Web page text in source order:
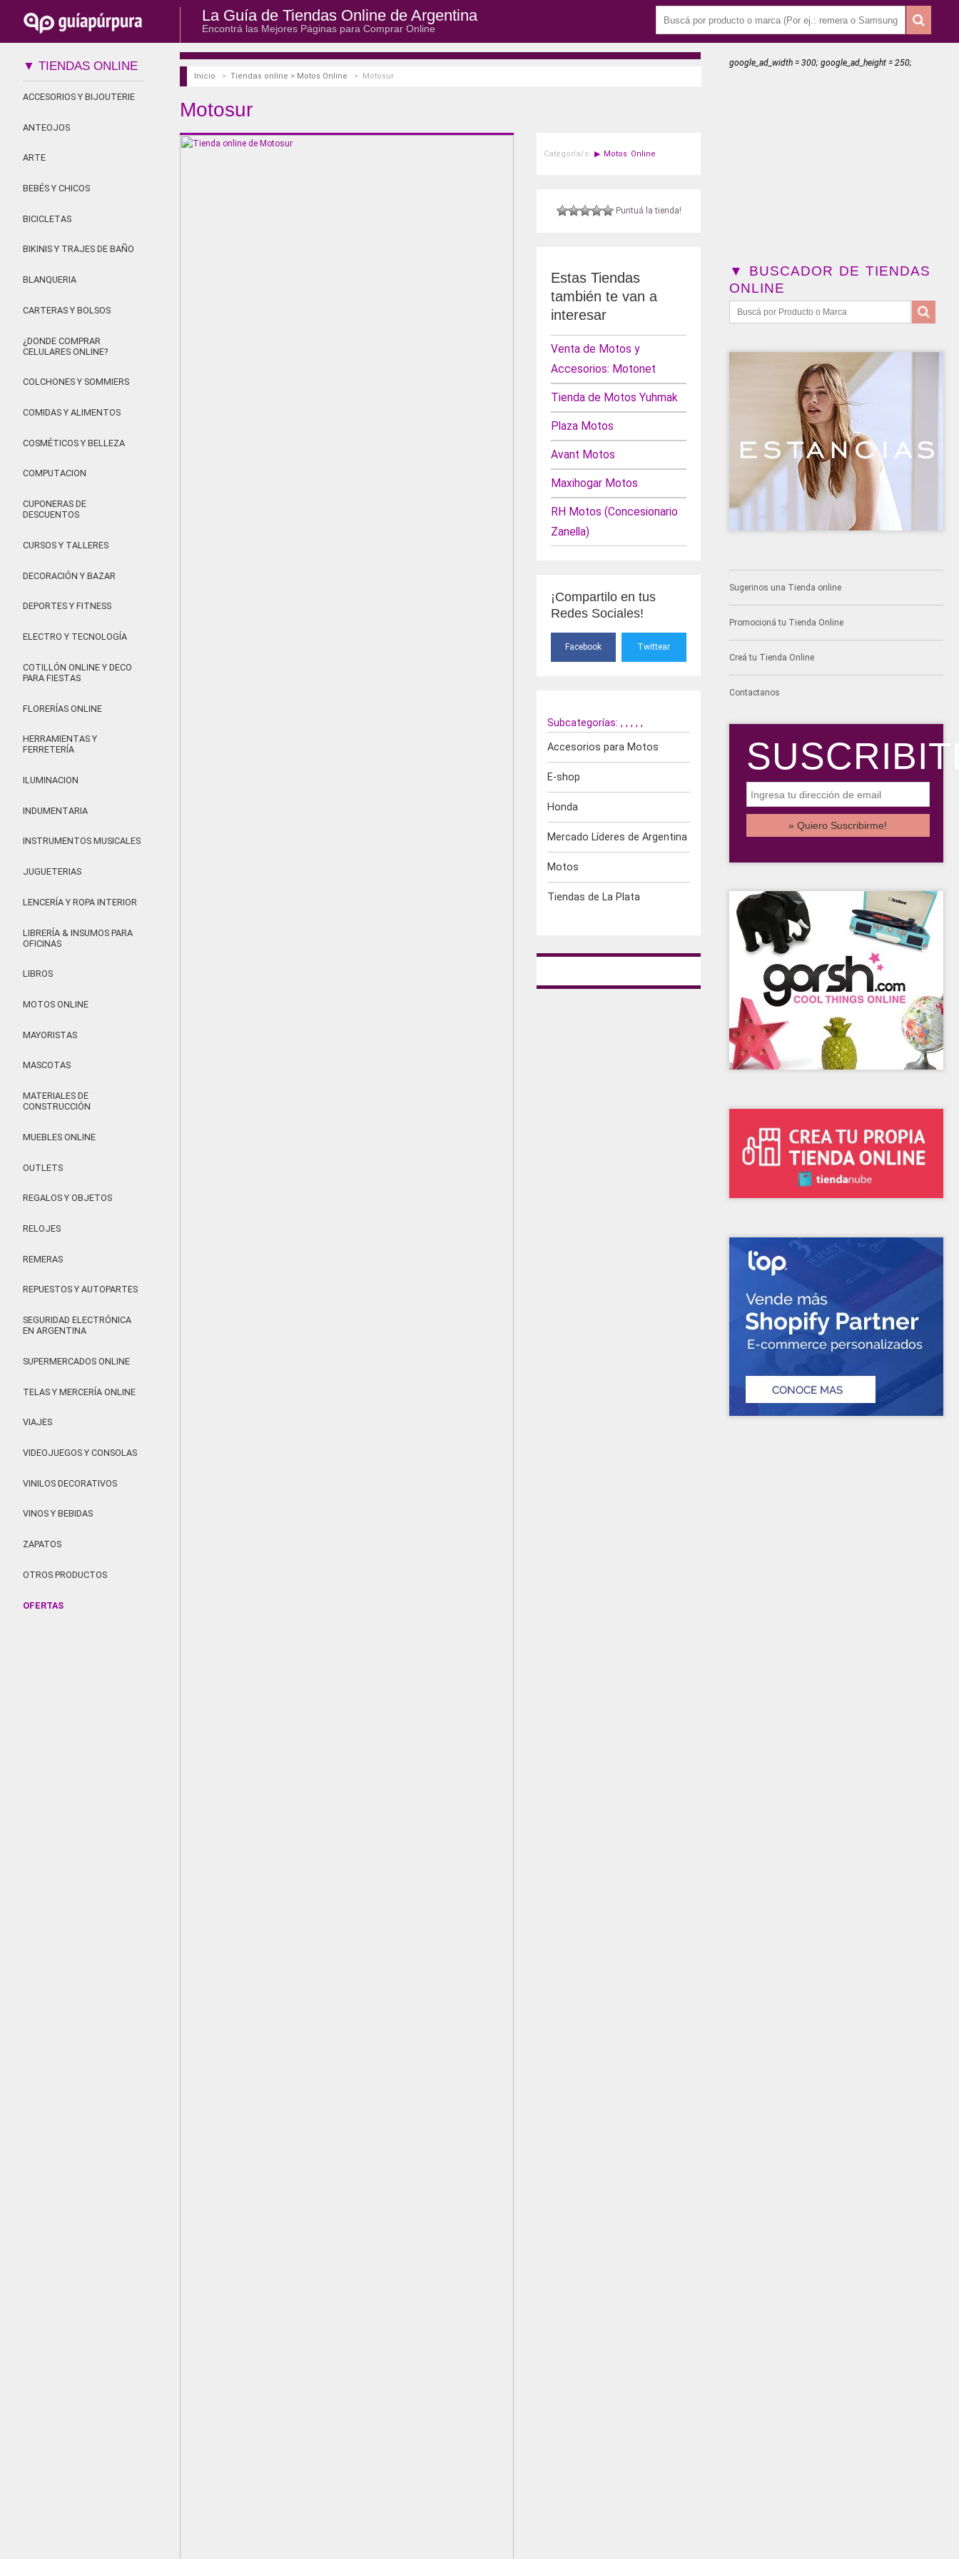
La Guía de Tiendas Online de Argentina
Encontrá las Mejores Páginas para Comprar Online
▼ TIENDAS ONLINE
ACCESORIOS Y BIJOUTERIE
ANTEOJOS
ARTE
BEBÉS Y CHICOS
BICICLETAS
BIKINIS Y TRAJES DE BAÑO
BLANQUERIA
CARTERAS Y BOLSOS
¿DONDE COMPRAR
CELULARES ONLINE?
COLCHONES Y SOMMIERS
COMIDAS Y ALIMENTOS
COSMÉTICOS Y BELLEZA
COMPUTACION
CUPONERAS DE
DESCUENTOS
CURSOS Y TALLERES
DECORACIÓN Y BAZAR
DEPORTES Y FITNESS
ELECTRO Y TECNOLOGÍA
COTILLÓN ONLINE Y DECO
PARA FIESTAS
FLORERÍAS ONLINE
HERRAMIENTAS Y
FERRETERÍA
ILUMINACION
INDUMENTARIA
INSTRUMENTOS MUSICALES
JUGUETERIAS
LENCERÍA Y ROPA INTERIOR
LIBRERÍA & INSUMOS PARA
OFICINAS
LIBROS
MOTOS ONLINE
MAYORISTAS
MASCOTAS
MATERIALES DE
CONSTRUCCIÓN
MUEBLES ONLINE
OUTLETS
REGALOS Y OBJETOS
RELOJES
REMERAS
REPUESTOS Y AUTOPARTES
SEGURIDAD ELECTRÓNICA
EN ARGENTINA
SUPERMERCADOS ONLINE
TELAS Y MERCERÍA ONLINE
VIAJES
VIDEOJUEGOS Y CONSOLAS
VINILOS DECORATIVOS
VINOS Y BEBIDAS
ZAPATOS
OTROS PRODUCTOS
OFERTAS
Inicio > Tiendas online > Motos Online > Motosur
Motosur
Categoría/s: ▶ Motos Online
Puntuá la tienda!
Estas Tiendas
también te van a
interesar
Venta de Motos y
Accesorios: Motonet
Tienda de Motos Yuhmak
Plaza Motos
Avant Motos
Maxihogar Motos
RH Motos (Concesionario
Zanella)
¡Compartilo en tus
Redes Sociales!
Facebook Twittear
Subcategorías:
Accesorios para Motos
,
E-shop
,
Honda
,
Mercado Líderes de Argentina
,
Motos
,
Tiendas de La Plata
google_ad_width = 300; google_ad_height = 250;
▼ BUSCADOR DE TIENDAS
ONLINE
Sugerinos una Tienda online
Promocioná tu Tienda Online
Creá tu Tienda Online
Contactanos